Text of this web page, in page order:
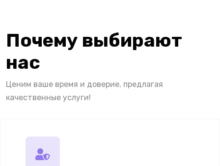
Почему выбирают
нас
Ценим ваше время и доверие, предлагая
качественные услуги!